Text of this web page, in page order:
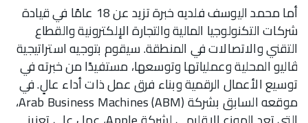
أما محمد اليوسف فلديه خبرة تزيد عن 18 عامًا في قيادة
شركات التكنولوجيا المالية والتجارة الإلكترونية والقطاع
التقني والاتصالات في المنطقة. سيقوم بتوجيه استراتيجية
ڤاليو المحلية وعملياتها وتوسعها، مستفيدًا من خبرته في
توسيع الأعمال الرقمية وبناء فرق عمل ذات أداء عالٍ. في
موقعه السابق بشركة Arab Business Machines (ABM)،